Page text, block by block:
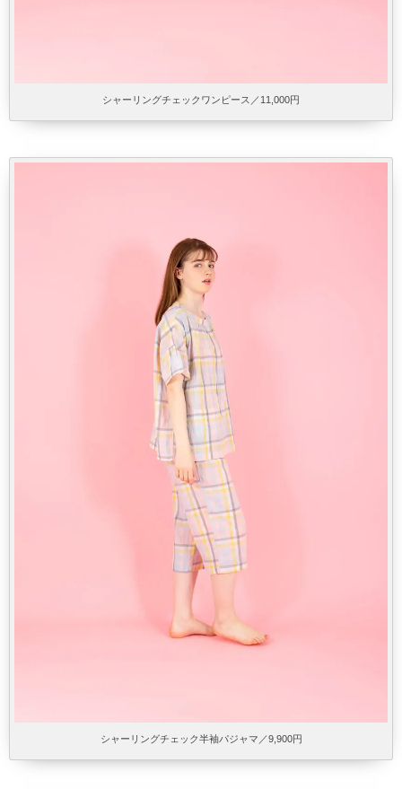
シャーリングチェックワンピース／11,000円
シャーリングチェック半袖パジャマ／9,900円